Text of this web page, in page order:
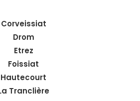
Corveissiat
Drom
Etrez
Foissiat
Hautecourt
Tranclière